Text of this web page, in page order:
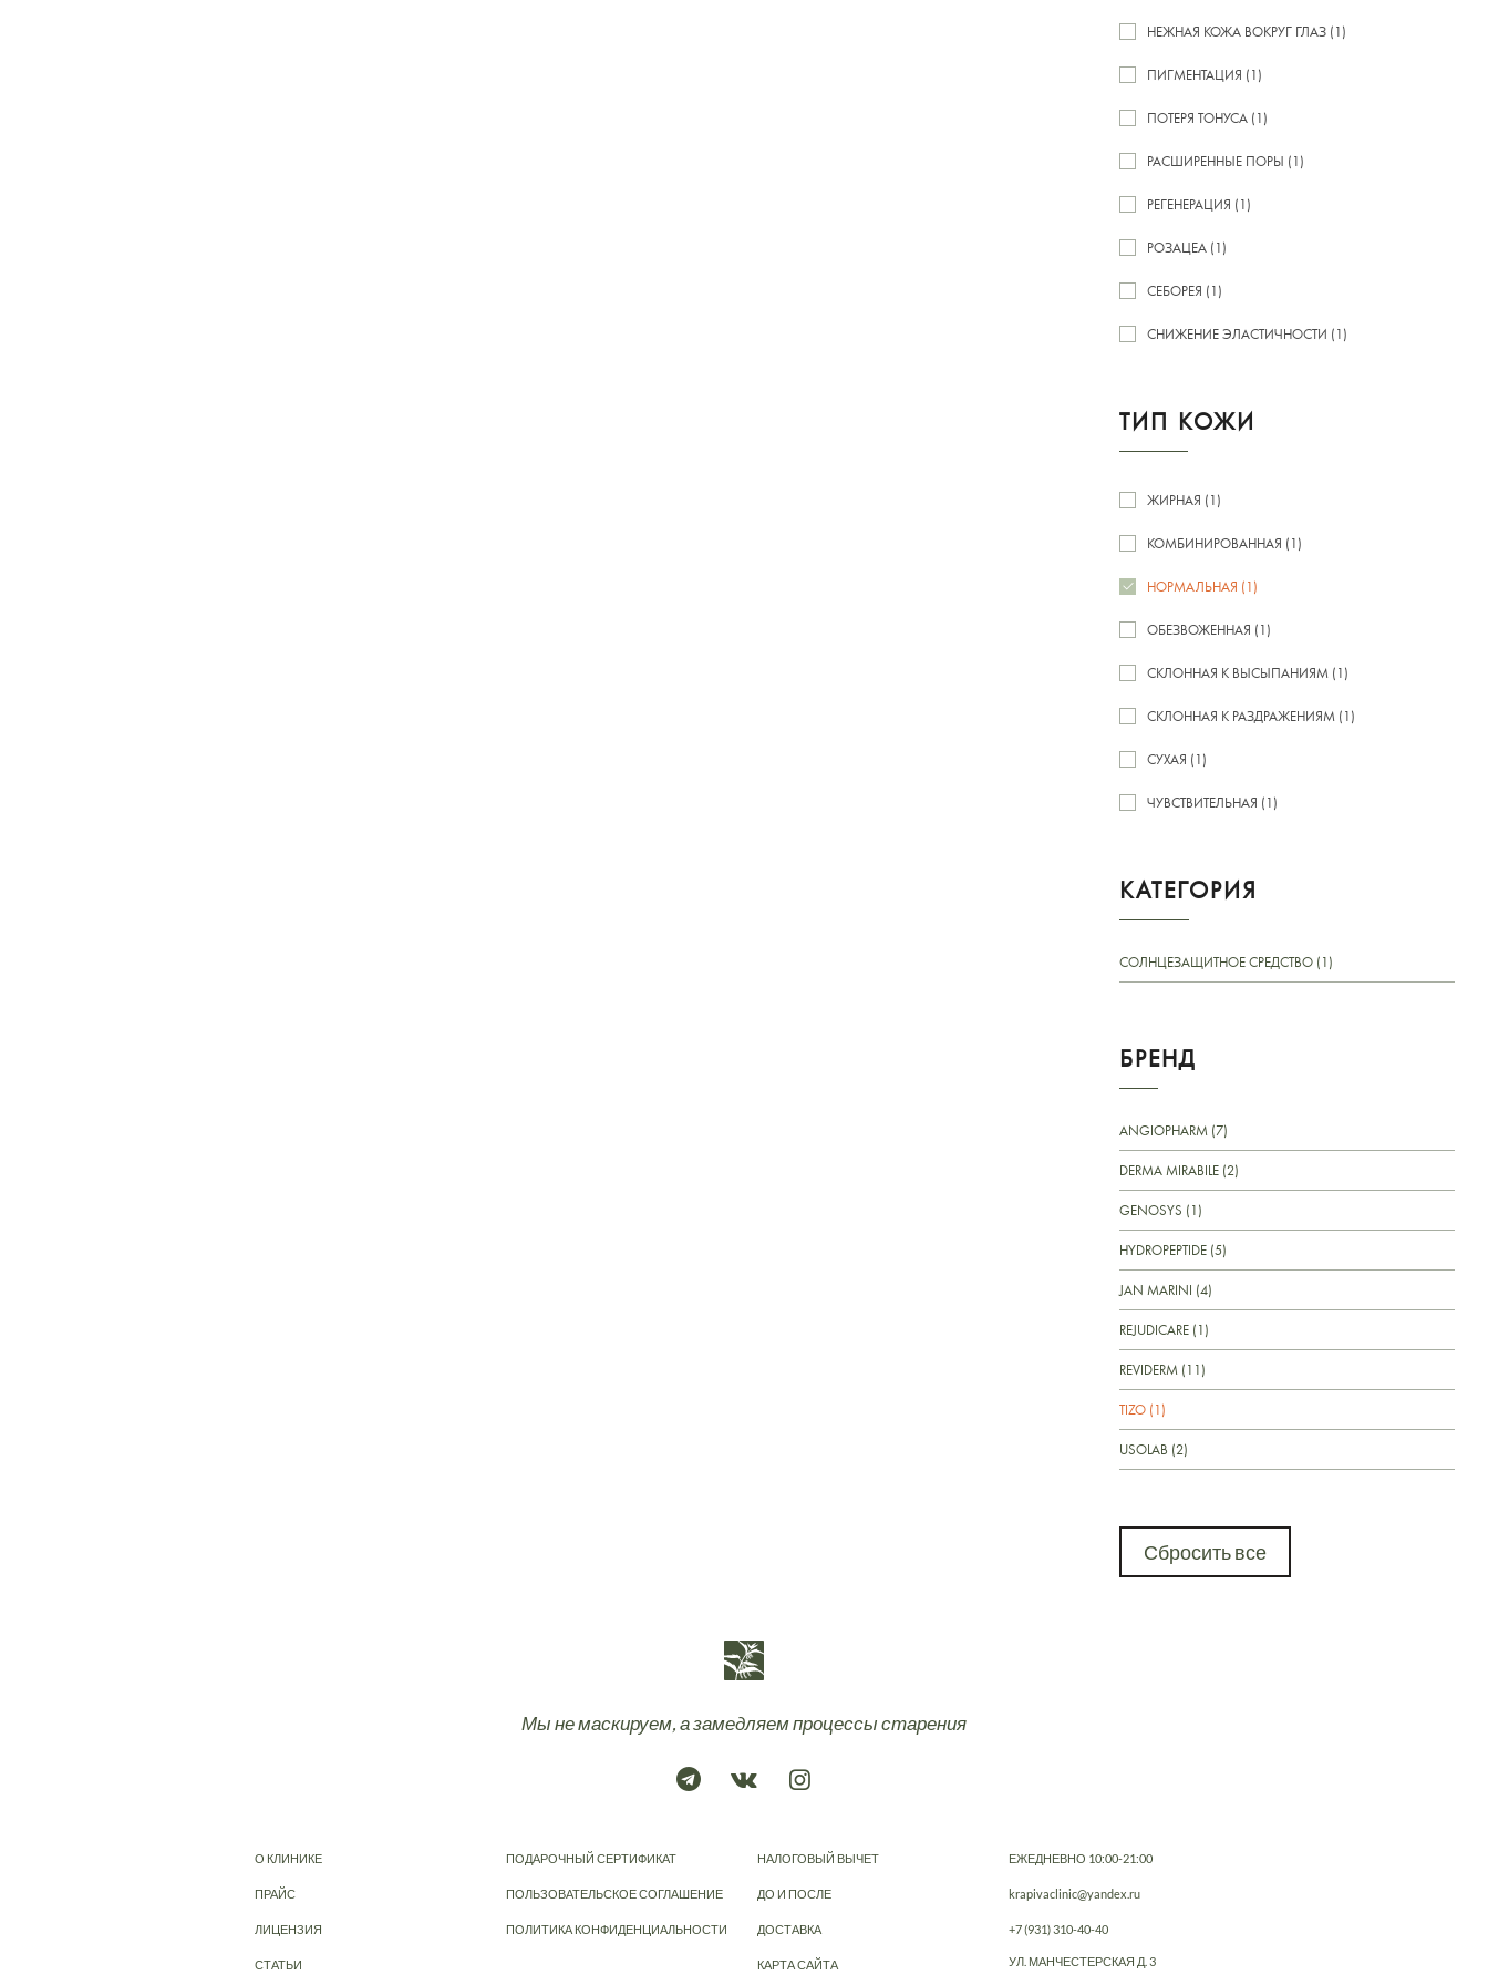
НЕЖНАЯ КОЖА ВОКРУГ ГЛАЗ (1)
ПИГМЕНТАЦИЯ (1)
ПОТЕРЯ ТОНУСА (1)
РАСШИРЕННЫЕ ПОРЫ (1)
РЕГЕНЕРАЦИЯ (1)
РОЗАЦЕА (1)
СЕБОРЕЯ (1)
СНИЖЕНИЕ ЭЛАСТИЧНОСТИ (1)
ТИП КОЖИ
ЖИРНАЯ (1)
КОМБИНИРОВАННАЯ (1)
НОРМАЛЬНАЯ (1)
ОБЕЗВОЖЕННАЯ (1)
СКЛОННАЯ К ВЫСЫПАНИЯМ (1)
СКЛОННАЯ К РАЗДРАЖЕНИЯМ (1)
СУХАЯ (1)
ЧУВСТВИТЕЛЬНАЯ (1)
КАТЕГОРИЯ
СОЛНЦЕЗАЩИТНОЕ СРЕДСТВО (1)
БРЕНД
ANGIOPHARM (7)
DERMA MIRABILE (2)
GENOSYS (1)
HYDROPEPTIDE (5)
JAN MARINI (4)
REJUDICARE (1)
REVIDERM (11)
TIZO (1)
USOLAB (2)
Сбросить все
Мы не маскируем, а замедляем процессы старения
О КЛИНИКЕ
ПРАЙС
ЛИЦЕНЗИЯ
СТАТЬИ
ПОДАРОЧНЫЙ СЕРТИФИКАТ
ПОЛЬЗОВАТЕЛЬСКОЕ СОГЛАШЕНИЕ
ПОЛИТИКА КОНФИДЕНЦИАЛЬНОСТИ
НАЛОГОВЫЙ ВЫЧЕТ
ДО И ПОСЛЕ
ДОСТАВКА
КАРТА САЙТА
ЕЖЕДНЕВНО 10:00-21:00
krapivaclinic@yandex.ru
+7 (931) 310-40-40
УЛ. МАНЧЕСТЕРСКАЯ Д. 3